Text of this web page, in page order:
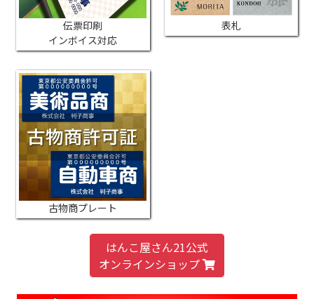
伝票印刷
インボイス対応
表札
古物商プレート
はんこ屋さん21公式
オンラインショップ